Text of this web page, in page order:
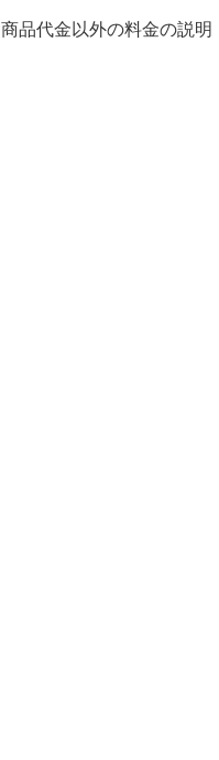
商品代金以外の料金の説明